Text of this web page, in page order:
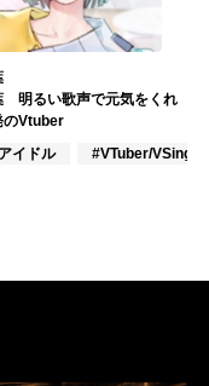
明るい歌声で元気をくれ
のVtuber
イドル
#VTuber/VSinger